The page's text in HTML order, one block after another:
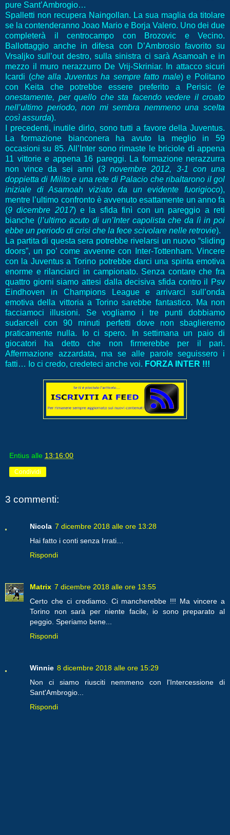
pure Sant’Ambrogio…
Spalletti non recupera Naingollan. La sua maglia da titolare
se la contenderanno Joao Mario e Borja Valero. Uno dei due
completerà il centrocampo con Brozovic e Vecino.
Ballottaggio anche in difesa con D’Ambrosio favorito su
Vrsaljko sull’out destro, sulla sinistra ci sarà Asamoah e in
mezzo il muro nerazzurro De Vrij-Skriniar. In attacco sicuri
Icardi (che alla Juventus ha sempre fatto male) e Politano
con Keita che potrebbe essere preferito a Perisic (e
onestamente, per quello che sta facendo vedere il croato
nell’ultimo periodo, non mi sembra nemmeno una scelta
così assurda).
I precedenti, inutile dirlo, sono tutti a favore della Juventus.
La formazione bianconera ha avuto la meglio in 59
occasioni su 85. All’Inter sono rimaste le briciole di appena
11 vittorie e appena 16 pareggi. La formazione nerazzurra
non vince da sei anni (3 novembre 2012, 3-1 con una
doppietta di Milito e una rete di Palacio che ribaltarono il gol
iniziale di Asamoah viziato da un evidente fuorigioco),
mentre l’ultimo confronto è avvenuto esattamente un anno fa
(9 dicembre 2017) e la sfida finì con un pareggio a reti
bianche (l’ultimo acuto di un’Inter capolista che da lì in poi
ebbe un periodo di crisi che la fece scivolare nelle retrovie).
La partita di questa sera potrebbe rivelarsi un nuovo “sliding
doors”, un po’ come avvenne con Inter-Tottenham. Vincere
con la Juventus a Torino potrebbe darci una spinta emotiva
enorme e rilanciarci in campionato. Senza contare che fra
quattro giorni siamo attesi dalla decisiva sfida contro il Psv
Eindhoven in Champions League e arrivarci sull’onda
emotiva della vittoria a Torino sarebbe fantastico. Ma non
facciamoci illusioni. Se vogliamo i tre punti dobbiamo
sudarceli con 90 minuti perfetti dove non sbaglieremo
praticamente nulla. Io ci spero. In settimana un paio di
giocatori ha detto che non firmerebbe per il pari.
Affermazione azzardata, ma se alle parole seguissero i
fatti… Io ci credo, credeteci anche voi. FORZA INTER !!!
Entius alle 13:16:00
Condividi
3 commenti:
Nicola 7 dicembre 2018 alle ore 13:28
Hai fatto i conti senza Irrati…
Rispondi
Matrix 7 dicembre 2018 alle ore 13:55
Certo che ci crediamo. Ci mancherebbe !!! Ma vincere a
Torino non sarà per niente facile, io sono preparato al
peggio. Speriamo bene...
Rispondi
Winnie 8 dicembre 2018 alle ore 15:29
Non ci siamo riusciti nemmeno con l'Intercessione di
Sant'Ambrogio...
Rispondi